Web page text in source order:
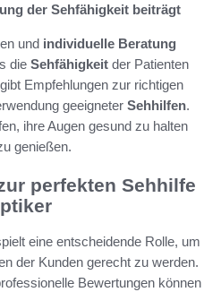
der Sehfähigkeit beiträgt
und individuelle Beratung
die Sehfähigkeit der Patienten
Empfehlungen zur richtigen
geeigneter Sehhilfen.
ihre Augen gesund zu halten
genießen.
perfekten Sehhilfe
eine entscheidende Rolle, um
der Kunden gerecht zu werden.
Bewertungen können